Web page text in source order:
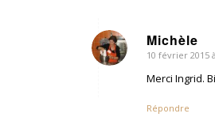
Michèle
dit
10 février 2015
Merci Ingrid.
Répondre